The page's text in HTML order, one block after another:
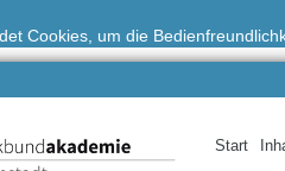
Cookies, um die
Start